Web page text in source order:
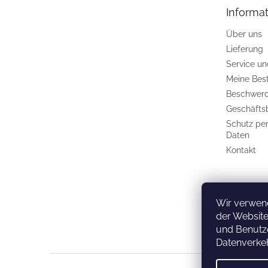
Wir
der
und
Über uns
Lieferung
Service
Meine
Schutz
Daten
Kontakt